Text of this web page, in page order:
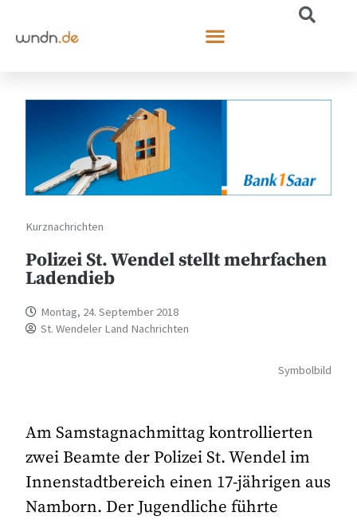
Kurznachrichten
Polizei St. Wendel stellt mehrfachen
Ladendieb
Montag, 24. September 2018
St. Wendeler Land Nachrichten
Symbolbild
Am Samstagnachmittag kontrollierten
zwei Beamte der Polizei St. Wendel im
Innenstadtbereich einen 17-jährigen aus
Namborn. Der Jugendliche führte